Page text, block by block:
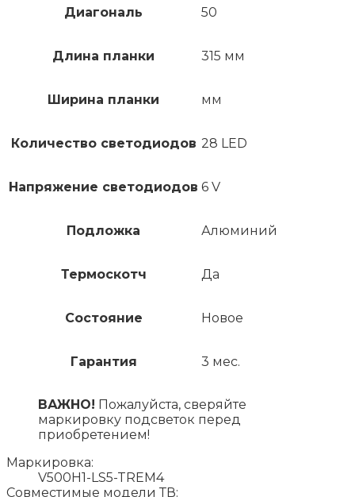
Диагональ 50
Длина планки 315 мм
Ширина планки мм
Количество светодиодов 28 LED
Напряжение светодиодов 6 V
Подложка Алюминий
Термоскотч Да
Состояние Новое
Гарантия 3 мес.
ВАЖНО! Пожалуйста, сверяйте
маркировку подсветок перед
приобретением!
Маркировка:
V500H1-LS5-TREM4
Совместимые модели ТВ: